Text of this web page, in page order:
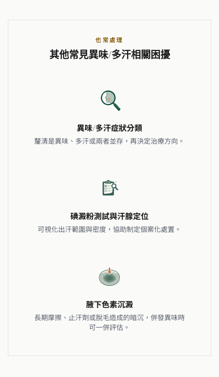
也常處理
其他常見異味/多汗相關困擾
異味/多汗症狀分類
釐清是異味、多汗或兩者並存，再決定治療方向。
碘澱粉測試與汗腺定位
可視化出汗範圍與密度，協助制定個案化處置。
腋下色素沉澱
長期摩擦、止汗劑或脫毛造成的暗沉，併發異味時
可一併評估。